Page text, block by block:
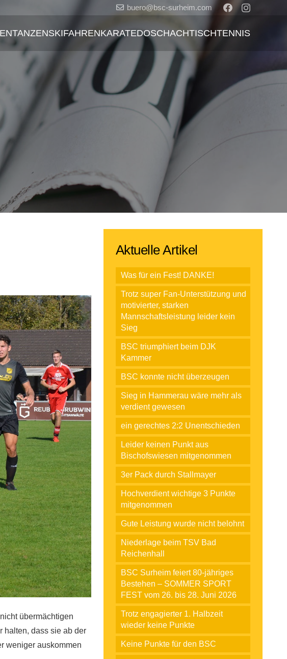
buero@bsc-surheim.com
TANZENSKIFAHRENKARATEDOSCHACHTISCHTENNIS
übermächtigen
halten, dass sie ab der
weniger auskommen
Aktuelle Artikel
Was für ein Fest! DANKE!
Trotz super Fan-Unterstützung und
motivierter, starken
Mannschaftsleistung leider kein
Sieg
BSC triumphiert beim DJK
Kammer
BSC konnte nicht überzeugen
Sieg in Hammerau wäre mehr als
verdient gewesen
ein gerechtes 2:2 Unentschieden
Leider keinen Punkt aus
Bischofswiesen mitgenommen
3er Pack durch Stallmayer
Hochverdient wichtige 3 Punkte
mitgenommen
Gute Leistung wurde nicht belohnt
Niederlage beim TSV Bad
Reichenhall
BSC Surheim feiert 80-jähriges
Bestehen – SOMMER SPORT
FEST vom 26. bis 28. Juni 2026
Trotz engagierter 1. Halbzeit
wieder keine Punkte
Keine Punkte für den BSC